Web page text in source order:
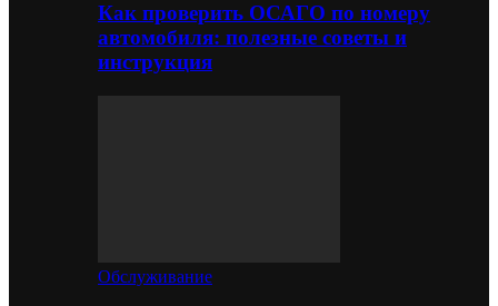
Как проверить ОСАГО по номеру
автомобиля: полезные советы и
инструкция
Обслуживание